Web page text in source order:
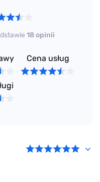
18 opinii
Cena usług